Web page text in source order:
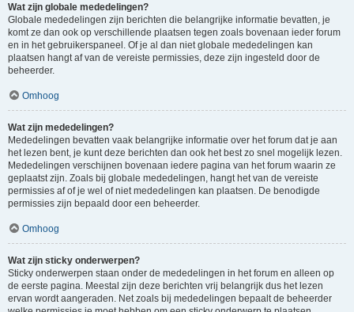
Wat zijn globale mededelingen?
Globale mededelingen zijn berichten die belangrijke informatie bevatten, je
komt ze dan ook op verschillende plaatsen tegen zoals bovenaan ieder forum
en in het gebruikerspaneel. Of je al dan niet globale mededelingen kan
plaatsen hangt af van de vereiste permissies, deze zijn ingesteld door de
beheerder.
Omhoog
Wat zijn mededelingen?
Mededelingen bevatten vaak belangrijke informatie over het forum dat je aan
het lezen bent, je kunt deze berichten dan ook het best zo snel mogelijk lezen.
Mededelingen verschijnen bovenaan iedere pagina van het forum waarin ze
geplaatst zijn. Zoals bij globale mededelingen, hangt het van de vereiste
permissies af of je wel of niet mededelingen kan plaatsen. De benodigde
permissies zijn bepaald door een beheerder.
Omhoog
Wat zijn sticky onderwerpen?
Sticky onderwerpen staan onder de mededelingen in het forum en alleen op
de eerste pagina. Meestal zijn deze berichten vrij belangrijk dus het lezen
ervan wordt aangeraden. Net zoals bij mededelingen bepaalt de beheerder